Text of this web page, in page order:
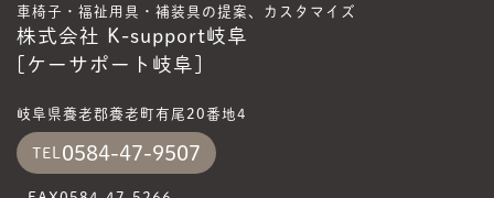
車椅子・福祉用具・補装具の提案、カスタマイズ
株式会社 K-support岐阜
[ケーサポート岐阜]
岐阜県養老郡養老町有尾20番地4
TEL 0584-47-9507